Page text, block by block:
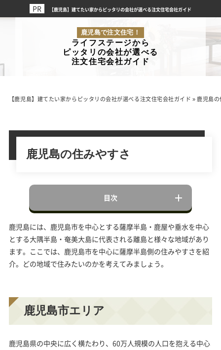
【鹿児島】建てたい家からピッタリの会社が選べる注文住宅会社ガイド
鹿児島で注文住宅！
ライフステージから
ピッタリの会社が選べる
注文住宅会社ガイド
【鹿児島】建てたい家からピッタリの会社が選べる注文住宅会社ガイド » 鹿児島
鹿児島の住みやすさ
目次
鹿児島には、鹿児島市を中心とする薩摩半島・鹿屋や垂水を中心
とする大隅半島・奄美大島に代表される離島と様々な地域があり
ます。ここでは、 鹿児島市を中心に薩摩半島側の住みやすさを紹
介。どの地域で住みたいのかを考えてみましょう。
鹿児島市エリア
鹿児島県の中央に広く横たわり、60万人規模の人口を抱える中心